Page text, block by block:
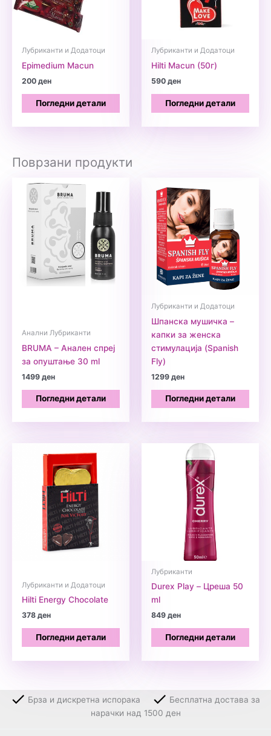
Лубриканти и Додатоци
Epimedium Macun
200ден
Погледни детали
Лубриканти и Додатоци
Hilti Macun (50г)
590ден
Погледни детали
Поврзани продукти
Анални Лубриканти
BRUMA – Aнален спреј
за опуштање 30 ml
1499ден
Погледни детали
Лубриканти и Додатоци
Шпанска мушичка –
капки за женска
стимулација (Spanish
Fly)
1299ден
Погледни детали
Лубриканти и Додатоци
Hilti Energy Chocolate
378ден
Погледни детали
Лубриканти
Durex Play – Цреша 50
ml
849ден
Погледни детали
Брза и дискретна испорака
Бесплатна достава за
нарачки над 1500 ден